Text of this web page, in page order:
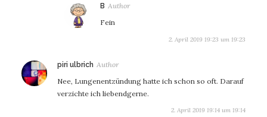
B sagt:
Fein
2. April 2019 19:23 um 19:23
piri ulbrich sagt:
Nee, Lungenentzündung hatte ich schon so oft. Darauf
verzichte ich liebendgerne.
2. April 2019 19:14 um 19:14